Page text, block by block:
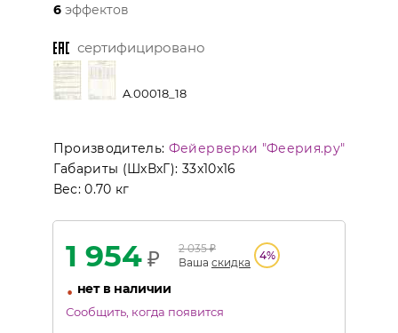
6эффектов
сертифицировано
A.00018_18
Производитель: Фейерверки "Феерия.ру"
Габариты (ШхВхГ): 33x10x16
Вес:0.70 кг
1 954 ₽ 2 035₽
Ваша скидка
4%
• нет в наличии
Сообщить, когда появится